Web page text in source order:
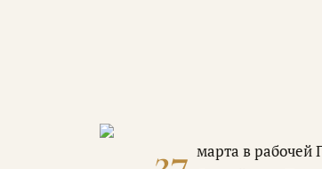
марта в рабочей